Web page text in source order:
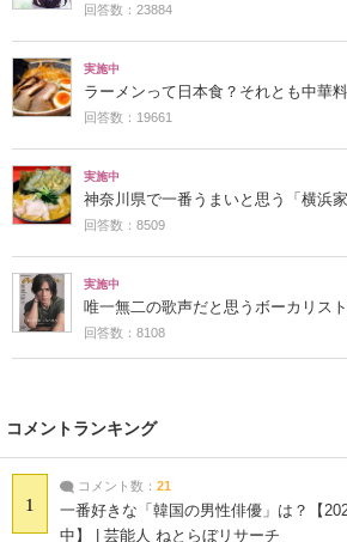
回答数：23884
実施中
ラーメンって日本食？それとも中華
回答数：19661
実施中
神奈川県で一番うまいと思う「横浜
回答数：8509
実施中
唯一無二の歌声だと思うボーカリス
回答数：8108
コメントランキング
1
コメント数： 21
一番好きな「韓国の男性俳優」は？【
中】 | 芸能人 ねとらぼリサーチ